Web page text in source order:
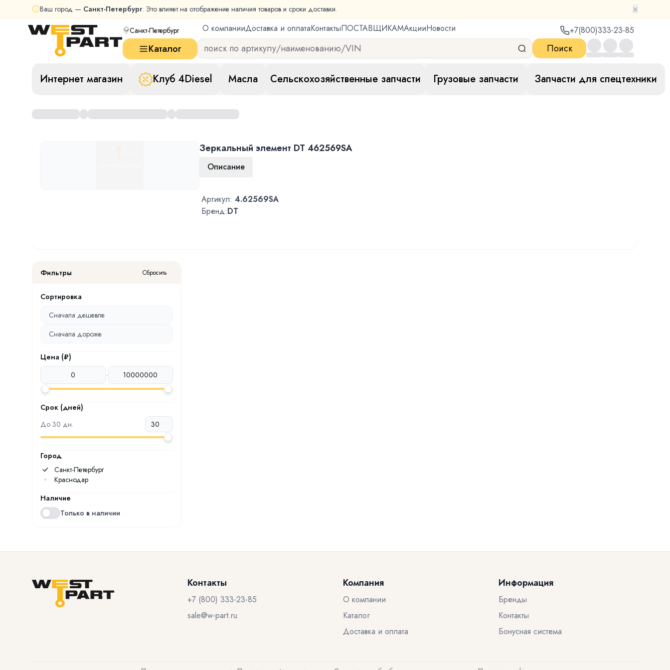
Ваш город — Санкт-Петербург. Это влияет на отображение наличия товаров и сроки доставки. ×
Санкт-Петербург О компанииДоставка и оплатаКонтактыПОСТАВЩИКАМАкцииНовости +7(800)333-23-85
Каталог Поиск
Интернет магазин Клуб 4Diesel Масла Сельскохозяйственные запчасти Грузовые запчасти Запчасти для спецтехники
Зеркальный элемент DT 462569SA
Описание
Артикул: 4.62569SA
Бренд:DT
Фильтры Сбросить
Сортировка
Сначала дешевле
Сначала дороже
Цена (₽)
-
Срок (дней)
До 30 дн.
Город
Санкт-Петербург
Краснодар
Наличие
Только в наличии
Контакты
+7 (800) 333-23-85
sale@w-part.ru
Компания
О компании
Каталог
Доставка и оплата
Информация
Бренды
Контакты
Бонусная система